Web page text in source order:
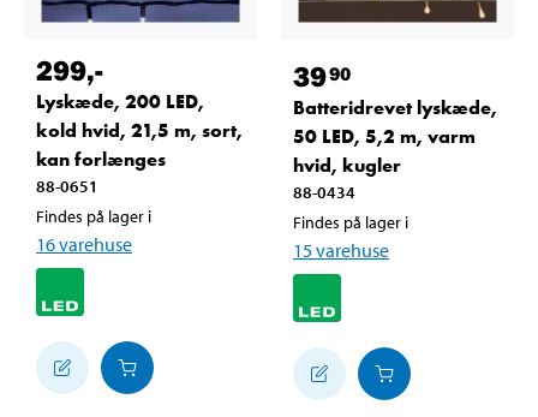
299,-
Lyskæde, 200 LED,
kold hvid, 21,5 m, sort,
kan forlænges
88-0651
Findes på lager i
16varehuse
3990
Batteridrevet lyskæde,
50 LED, 5,2 m, varm
hvid, kugler
88-0434
Findes på lager i
15varehuse